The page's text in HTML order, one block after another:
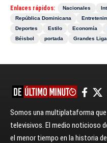
Enlaces rápidos: Nacionales
República Dominicana
Deportes
Estilo Economía
Béisbol
portada Grandes
Somos una multiplataforma
televisivos. El medio noticioso
el menor tiempo en la historia